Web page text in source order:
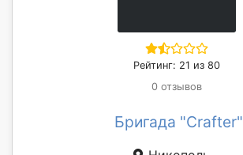
Рейтинг: 21 из 80
0 отзывов
Бригада "Crafter"